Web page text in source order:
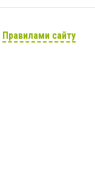
Правилами сайту